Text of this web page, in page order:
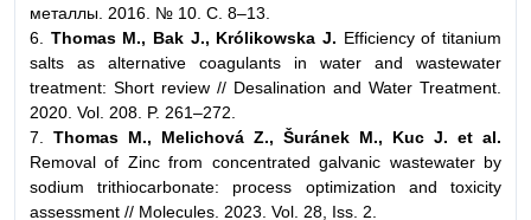
металлы. 2016. № 10. С. 8–13.
6. Thomas M., Bak J., Królikowska J. Efficiency of titanium
salts as alternative coagulants in water and wastewater
treatment: Short review // Desalination and Water Treatment.
2020. Vol. 208. P. 261–272.
7. Thomas M., Melichová Z., Šuránek M., Kuc J. et al.
Removal of Zinc from concentrated galvanic wastewater by
sodium trithiocarbonate: process optimization and toxicity
assessment // Molecules. 2023. Vol. 28, Iss. 2.